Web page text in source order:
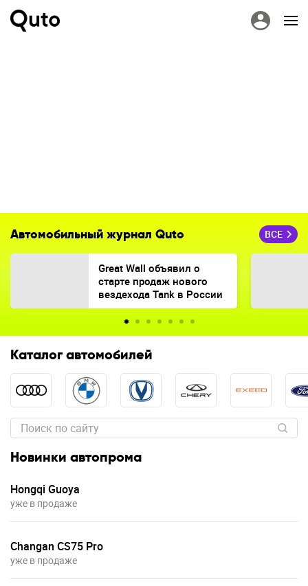
Автомобильный журнал Quto ВСЕ
Great Wall объявил о
старте продаж нового
вездехода Tank в России
Каталог автомобилей
Новинки автопрома
Hongqi Guoya
уже в продаже
Changan CS75 Pro
уже в продаже